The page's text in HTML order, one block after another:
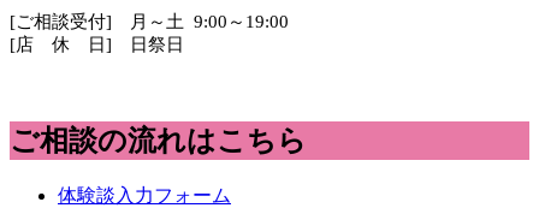
[ご相談受付] 月～土 9:00～19:00
[店 休 日] 日祭日
ご相談の流れはこちら
体験談入力フォーム